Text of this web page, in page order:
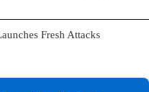
Fresh Attacks